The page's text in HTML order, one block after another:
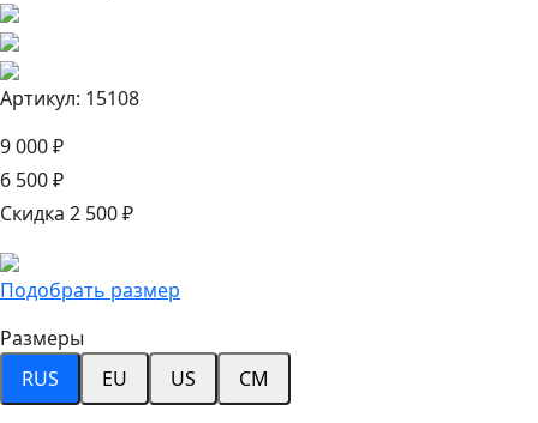
Артикул: 15108
9 000 ₽
6 500 ₽
Скидка 2 500 ₽
Подобрать размер
Размеры
RUS
EU US CM